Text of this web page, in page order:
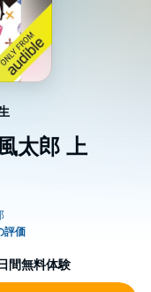
太郎 上
間無料体験